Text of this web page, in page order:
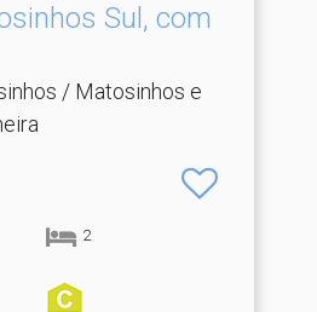
Sul, com
/ Matosinhos e
2